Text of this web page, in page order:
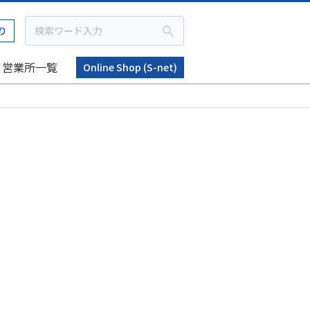
営業所一覧
Online Shop (S-net)